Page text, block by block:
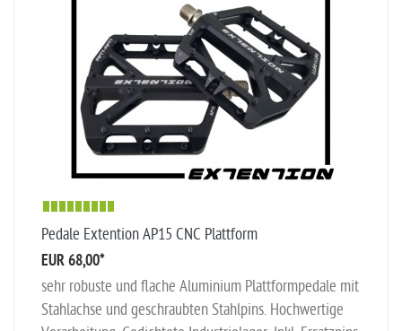
Pedale Extention AP15 CNC Plattform
EUR 68,00*
sehr robuste und flache Aluminium Plattformpedale mit
Stahlachse und geschraubten Stahlpins. Hochwertige